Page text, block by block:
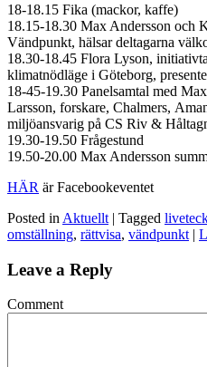
18-18.15 Fika (mackor, kaffe)
18.15-18.30 Max Andersson och
Vändpunkt, hälsar deltagarna
18.30-18.45 Flora Lyson,
klimatnödläge i Göteborg,
18-45-19.30 Panelsamtal med
Larsson, forskare, Chalmers,
miljöansvarig på CS Riv &
19.30-19.50 Frågestund
19.50-20.00 Max Andersson
HÄR är Facebookeventet
Posted in Aktuellt | Tagged
omställning, rättvisa, vändpunkt |
Leave a Reply
Comment